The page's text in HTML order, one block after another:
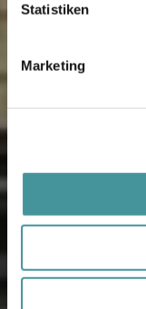
Statistiken
Marketing